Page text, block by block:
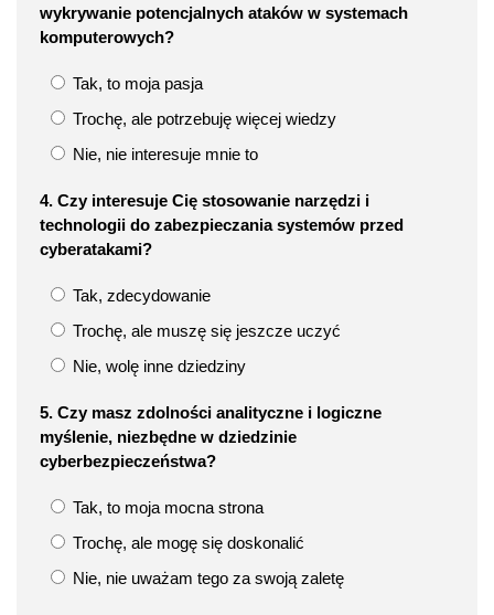
wykrywanie potencjalnych ataków w systemach
komputerowych?
Tak, to moja pasja
Trochę, ale potrzebuję więcej wiedzy
Nie, nie interesuje mnie to
4. Czy interesuje Cię stosowanie narzędzi i
technologii do zabezpieczania systemów przed
cyberatakami?
Tak, zdecydowanie
Trochę, ale muszę się jeszcze uczyć
Nie, wolę inne dziedziny
5. Czy masz zdolności analityczne i logiczne
myślenie, niezbędne w dziedzinie
cyberbezpieczeństwa?
Tak, to moja mocna strona
Trochę, ale mogę się doskonalić
Nie, nie uważam tego za swoją zaletę